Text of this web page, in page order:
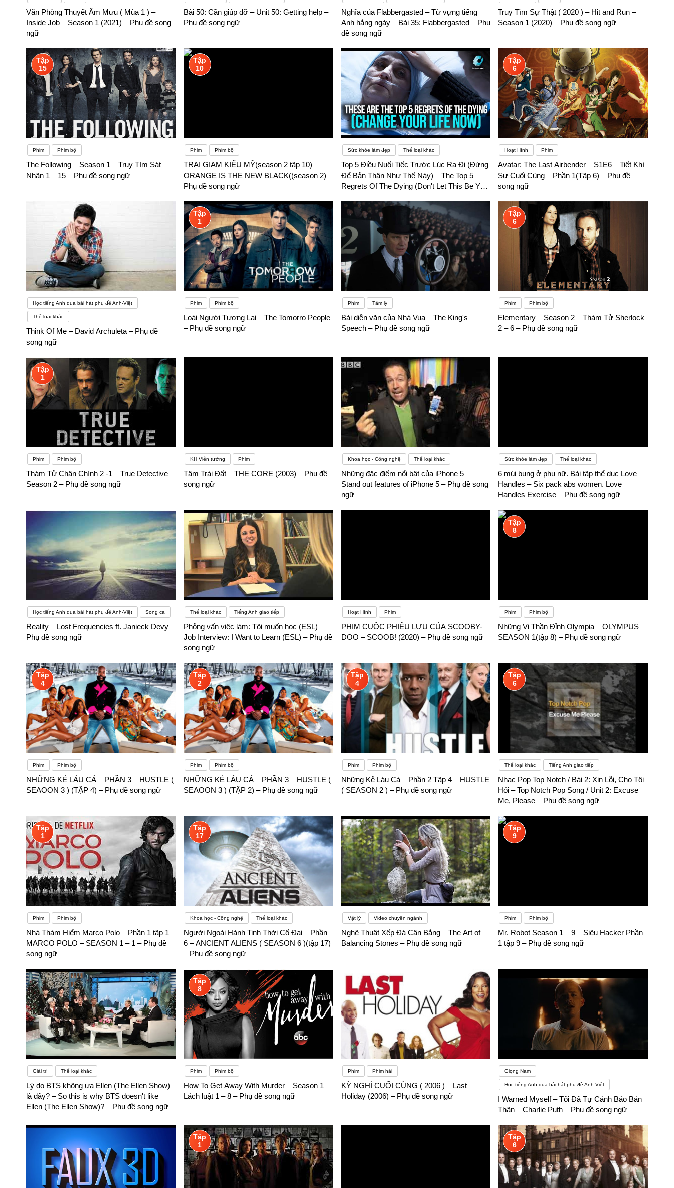
Văn Phòng Thuyết Âm Mưu ( Mùa 1 ) –
Inside Job – Season 1 (2021) – Phụ đề song
ngữ
Bài 50: Cần giúp đỡ – Unit 50: Getting help –
Phụ đề song ngữ
Nghĩa của Flabbergasted – Từ vựng tiếng
Anh hằng ngày – Bài 35: Flabbergasted – Phụ
đề song ngữ
Truy Tìm Sự Thật ( 2020 ) – Hit and Run –
Season 1 (2020) – Phụ đề song ngữ
Tập
15
Phim Phim bộ
The Following – Season 1 – Truy Tìm Sát
Nhân 1 – 15 – Phụ đề song ngữ
Tập
10
Phim Phim bộ
TRẠI GIAM KIỂU MỸ(season 2 tập 10) –
ORANGE IS THE NEW BLACK((season 2) –
Phụ đề song ngữ
Sức khỏe làm đẹp Thể loại khác
Top 5 Điều Nuối Tiếc Trước Lúc Ra Đi (Đừng
Để Bản Thân Như Thế Này) – The Top 5
Regrets Of The Dying (Don't Let This Be You)
Tập
6
Hoạt Hình Phim
Avatar: The Last Airbender – S1E6 – Tiết Khí
Sư Cuối Cùng – Phần 1(Tập 6) – Phụ đề
song ngữ
Học tiếng Anh qua bài hát phụ đề Anh-Việt
Thể loại khác
Think Of Me – David Archuleta – Phụ đề
song ngữ
Tập
1
Phim Phim bộ
Loài Người Tương Lai – The Tomorro People
– Phụ đề song ngữ
Phim Tâm lý
Bài diễn văn của Nhà Vua – The King's
Speech – Phụ đề song ngữ
Tập
6
Phim Phim bộ
Elementary – Season 2 – Thám Tử Sherlock
2 – 6 – Phụ đề song ngữ
Tập
1
Phim Phim bộ
Thám Tử Chân Chính 2 -1 – True Detective –
Season 2 – Phụ đề song ngữ
KH Viễn tưởng Phim
Tâm Trái Đất – THE CORE (2003) – Phụ đề
song ngữ
Khoa học - Công nghệ Thể loại khác
Những đặc điểm nổi bật của iPhone 5 –
Stand out features of iPhone 5 – Phụ đề song
ngữ
Sức khỏe làm đẹp Thể loại khác
6 múi bụng ở phụ nữ. Bài tập thể dục Love
Handles – Six pack abs women. Love
Handles Exercise – Phụ đề song ngữ
Học tiếng Anh qua bài hát phụ đề Anh-Việt Song ca
Reality – Lost Frequencies ft. Janieck Devy –
Phụ đề song ngữ
Thể loại khác Tiếng Anh giao tiếp
Phỏng vấn việc làm: Tôi muốn học (ESL) –
Job Interview: I Want to Learn (ESL) – Phụ đề
song ngữ
Hoạt Hình Phim
PHIM CUỘC PHIÊU LƯU CỦA SCOOBY-
DOO – SCOOB! (2020) – Phụ đề song ngữ
Tập
8
Phim Phim bộ
Những Vị Thần Đỉnh Olympia – OLYMPUS –
SEASON 1(tập 8) – Phụ đề song ngữ
Tập
4
Phim Phim bộ
NHỮNG KẺ LÁU CÁ – PHẦN 3 – HUSTLE (
SEAOON 3 ) (TẬP 4) – Phụ đề song ngữ
Tập
2
Phim Phim bộ
NHỮNG KẺ LÁU CÁ – PHẦN 3 – HUSTLE (
SEAOON 3 ) (TẬP 2) – Phụ đề song ngữ
Tập
4
Phim Phim bộ
Những Kẻ Láu Cá – Phần 2 Tập 4 – HUSTLE
( SEASON 2 ) – Phụ đề song ngữ
Tập
6
Thể loại khác Tiếng Anh giao tiếp
Nhạc Pop Top Notch / Bài 2: Xin Lỗi, Cho Tôi
Hỏi – Top Notch Pop Song / Unit 2: Excuse
Me, Please – Phụ đề song ngữ
Tập
1
Phim Phim bộ
Nhà Thám Hiểm Marco Polo – Phần 1 tập 1 –
MARCO POLO – SEASON 1 – 1 – Phụ đề
song ngữ
Tập
17
Khoa học - Công nghệ Thể loại khác
Người Ngoài Hành Tinh Thời Cổ Đại – Phần
6 – ANCIENT ALIENS ( SEASON 6 )(tập 17)
– Phụ đề song ngữ
Vật lý Video chuyên ngành
Nghệ Thuật Xếp Đá Cân Bằng – The Art of
Balancing Stones – Phụ đề song ngữ
Tập
9
Phim Phim bộ
Mr. Robot Season 1 – 9 – Siêu Hacker Phần
1 tập 9 – Phụ đề song ngữ
Giải trí Thể loại khác
Lý do BTS không ưa Ellen (The Ellen Show)
là đây? – So this is why BTS doesn't like
Ellen (The Ellen Show)? – Phụ đề song ngữ
Tập
8
Phim Phim bộ
How To Get Away With Murder – Season 1 –
Lách luật 1 – 8 – Phụ đề song ngữ
Phim Phim hài
KỲ NGHỈ CUỐI CÙNG ( 2006 ) – Last
Holiday (2006) – Phụ đề song ngữ
Giọng Nam
Học tiếng Anh qua bài hát phụ đề Anh-Việt
I Warned Myself – Tôi Đã Tự Cảnh Báo Bản
Thân – Charlie Puth – Phụ đề song ngữ
Tập
1
Tập
6